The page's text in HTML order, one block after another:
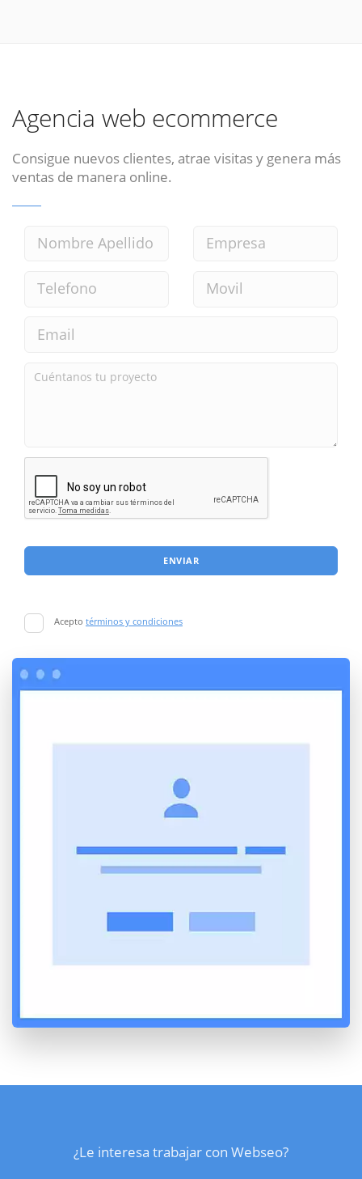
Agencia web ecommerce
Consigue nuevos clientes, atrae visitas y genera más
ventas de manera online.
ENVIAR
Acepto términos y condiciones
¿Le interesa trabajar con Webseo?